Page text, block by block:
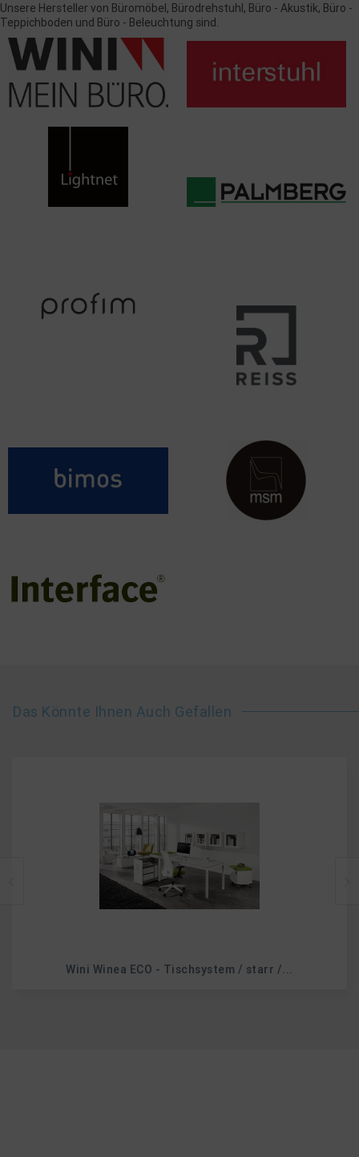
Unsere Hersteller von Büromöbel, Bürodrehstuhl, Büro - Akustik, Büro -
Teppichboden und Büro - Beleuchtung sind.
Das Könnte Ihnen Auch Gefallen
Wini Winea ECO - Tischsystem / starr /...